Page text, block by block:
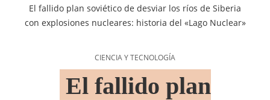
El fallido plan soviético de desviar los ríos de Siberia
con explosiones nucleares: historia del «Lago Nuclear»
CIENCIA Y TECNOLOGÍA
El fallido plan